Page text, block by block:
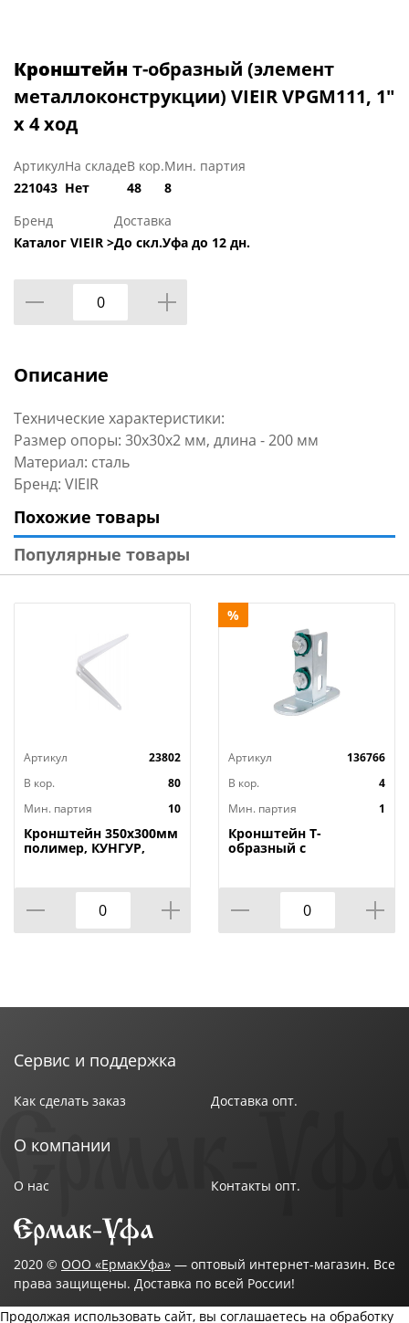
Кронштейн т-образный (элемент
металлоконструкции) VIEIR VPGM111, 1"
х 4 ход
Артикул
221043
На складе
Нет
В кор.
48
Мин. партия
8
Бренд
Каталог VIEIR >
Доставка
До скл.Уфа до 12 дн.
Описание
Технические характеристики:
Размер опоры: 30х30х2 мм, длина - 200 мм
Материал: сталь
Бренд: VIEIR
Похожие товары
Популярные товары
Артикул
23802
В кор.
80
Мин. партия
10
Кронштейн 350х300мм
полимер, КУНГУР,
%
Артикул
136766
В кор.
4
Мин. партия
1
Кронштейн Т-
образный с
Сервис и поддержка
Как сделать заказ Доставка опт.
О компании
О нас Контакты опт.
2020 © ООО «ЕрмакУфа» — оптовый интернет-магазин. Все
права защищены. Доставка по всей России!
Продолжая использовать сайт, вы соглашаетесь на обработку